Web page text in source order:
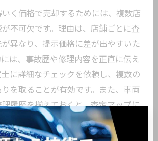
く価格で売却するためには、複数店
不可欠です。理由は、店舗ごとに査
異なり、提示価格に差が出やすいた
は、事故歴や修理内容を正直に伝え
に詳細なチェックを依頼し、複数の
を取ることが有効です。また、車両
履歴を揃えておくと、査定アップに
あります。こうした下準備を徹底する
大田区東糀谷の中古車買取でも事故車